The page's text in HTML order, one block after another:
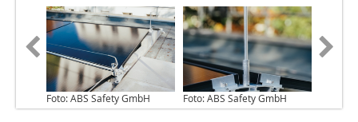
Foto: ABS Safety GmbH Foto: ABS Safety GmbH